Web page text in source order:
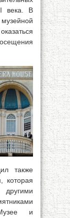
века. В
также
которая
и